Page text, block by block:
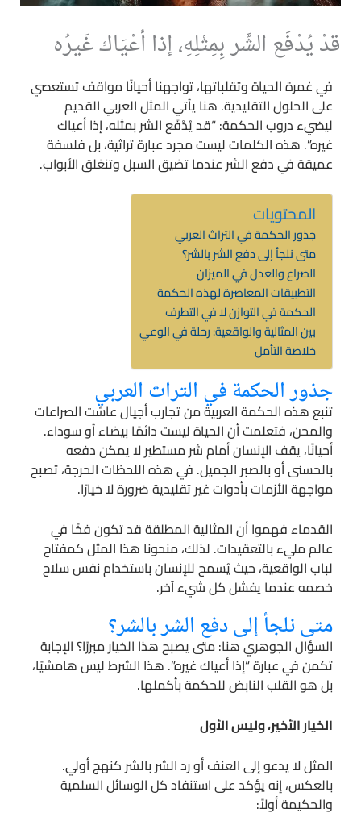
قدْ يُدْفَع الشَّر بِمِثْلِهِ، إذا أعْيَاك غَيرُه
في غمرة الحياة وتقلباتها، تواجهنا أحيانًا مواقف تستعصي
على الحلول التقليدية. هنا يأتي المثل العربي القديم
ليضيء دروب الحكمة: “قد يُدْفَع الشر بمثله، إذا أعياك
غيره”. هذه الكلمات ليست مجرد عبارة تراثية، بل فلسفة
عميقة في دفع الشر عندما تضيق السبل وتنغلق الأبواب.
المحتويات
جذور الحكمة في التراث العربي
متى نلجأ إلى دفع الشر بالشر؟
الصراع والعدل في الميزان
التطبيقات المعاصرة لهذه الحكمة
الحكمة في التوازن لا في التطرف
بين المثالية والواقعية: رحلة في الوعي
خلاصة التأمل
جذور الحكمة في التراث العربي
تنبع هذه الحكمة العربية من تجارب أجيال عاشت الصراعات
والمحن، فتعلمت أن الحياة ليست دائمًا بيضاء أو سوداء.
أحيانًا، يقف الإنسان أمام شر مستطير لا يمكن دفعه
بالحسنى أو بالصبر الجميل. في هذه اللحظات الحرجة، تصبح
مواجهة الأزمات بأدوات غير تقليدية ضرورة لا خيارًا.
القدماء فهموا أن المثالية المطلقة قد تكون فخًا في
عالم مليء بالتعقيدات. لذلك، منحونا هذا المثل كمفتاح
لباب الواقعية، حيث يُسمح للإنسان باستخدام نفس سلاح
خصمه عندما يفشل كل شيء آخر.
متى نلجأ إلى دفع الشر بالشر؟
السؤال الجوهري هنا: متى يصبح هذا الخيار مبررًا؟ الإجابة
تكمن في عبارة “إذا أعياك غيره”. هذا الشرط ليس هامشيًا،
بل هو القلب النابض للحكمة بأكملها.
الخيار الأخير، وليس الأول
المثل لا يدعو إلى العنف أو رد الشر بالشر كنهج أولي.
بالعكس، إنه يؤكد على استنفاد كل الوسائل السلمية
والحكيمة أولاً: